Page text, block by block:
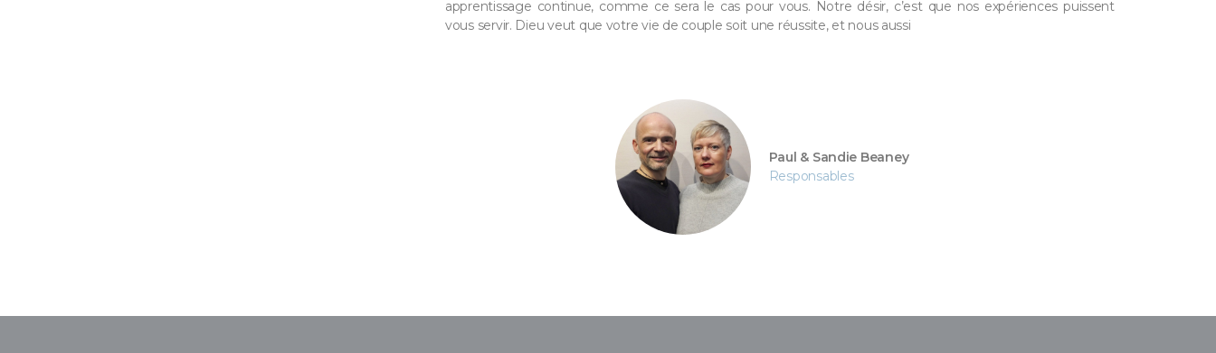
apprentissage continue, comme ce sera le cas pour vous. Notre désir, c’est que nos expériences puissent
vous servir. Dieu veut que votre vie de couple soit une réussite, et nous aussi
Paul & Sandie Beaney
Responsables